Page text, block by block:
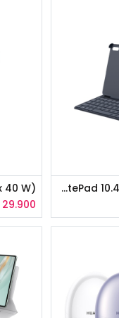
HUAWEI Keyboard MatePad 10.4 Smart Batch3
29.900